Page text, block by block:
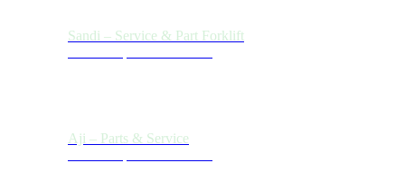
Sandi – Service & Part Forklift
Aji – Parts & Service